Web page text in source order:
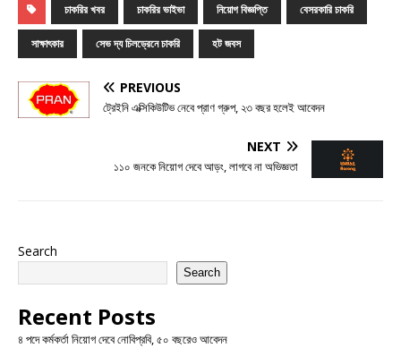
চাকরির খবর চাকরির ভাইভা নিয়োগ বিজ্ঞপ্তি বেসরকারি চাকরি
সাক্ষাৎকার সেভ দ্য চিলড্রেনে চাকরি হট জবস
PREVIOUS
ট্রেইনি এক্সিকিউটিভ নেবে প্রাণ গ্রুপ, ২৩ বছর হলেই আবেদন
NEXT
১১০ জনকে নিয়োগ দেবে আড়ং, লাগবে না অভিজ্ঞতা
Search
Search
Recent Posts
৪ পদে কর্মকর্তা নিয়োগ দেবে নোবিপ্রবি, ৫০ বছরেও আবেদন